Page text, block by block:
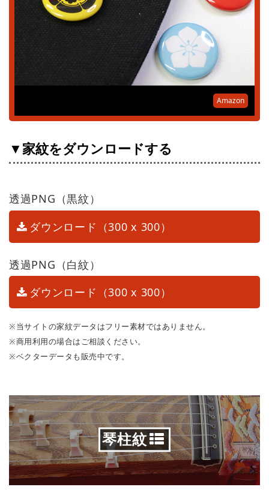
Amazon
▼家紋をダウンロードする
透過PNG（黒紋）
ダウンロード（300 x 300）
透過PNG（白紋）
ダウンロード（300 x 300）
※当サイトの家紋データはフリー素材ではありません。
※商用利用の場合はご相談ください。
※ベクターデータも販売中です。
琴柱紋